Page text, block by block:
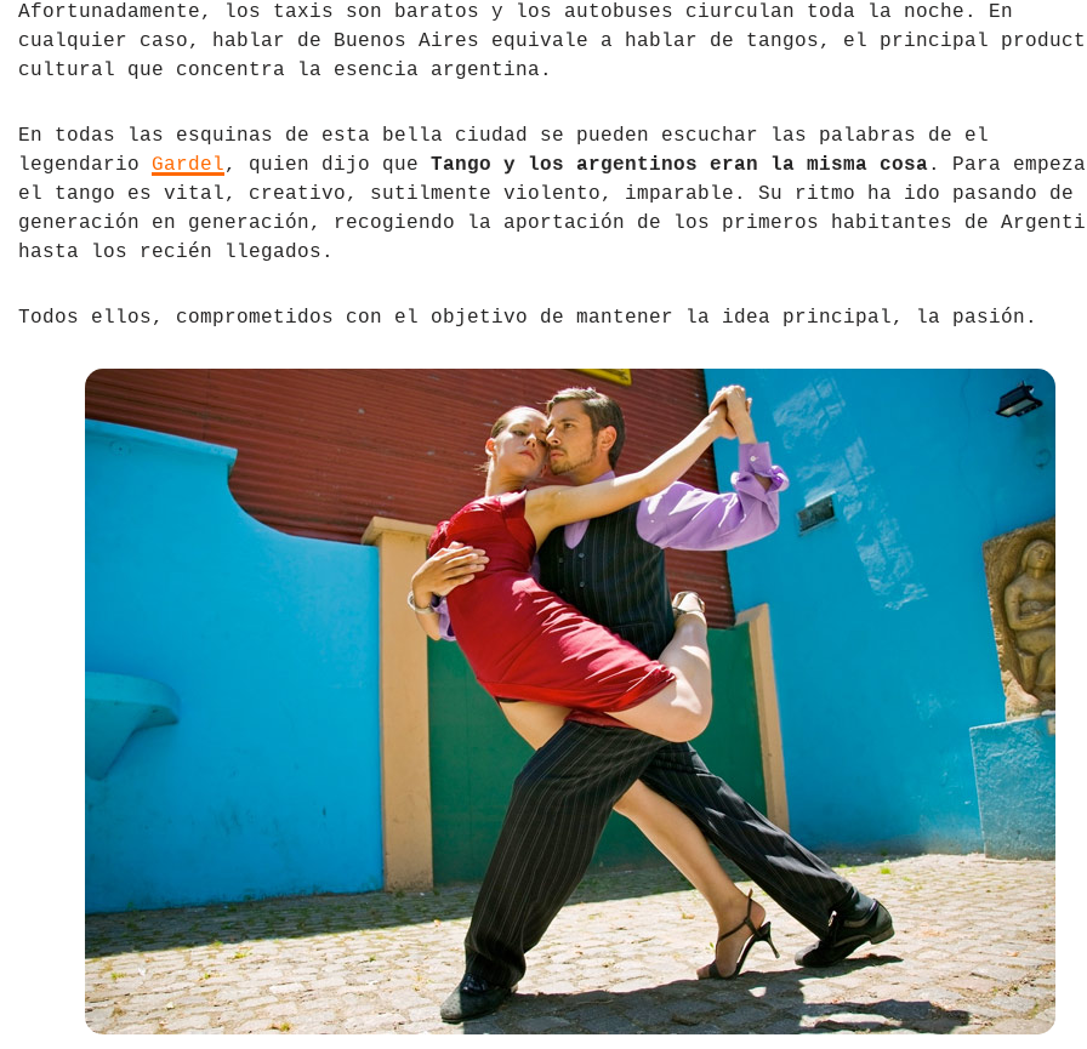
República Checa
Serbia
Suecia
Suiza
Turquía
Ucrania
Afortunadamente, los taxis son baratos y los autobuses ciurculan toda la noche. En
cualquier caso, hablar de Buenos Aires equivale a hablar de tangos, el principal
cultural que concentra la esencia argentina.
En todas las esquinas de esta bella ciudad se pueden escuchar las palabras de el
legendario Gardel, quien dijo que Tango y los argentinos eran la misma cosa. Para
el tango es vital, creativo, sutilmente violento, imparable. Su ritmo ha ido pasando de
generación en generación, recogiendo la aportación de los primeros habitantes de
hasta los recién llegados.
Todos ellos, comprometidos con el objetivo de mantener la idea principal, la pasión.